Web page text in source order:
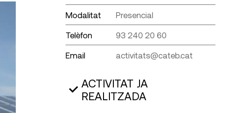
Modalitat Presencial
Telèfon 93 240 20 60
Email activitats@cateb.cat
ACTIVITAT JA
REALITZADA